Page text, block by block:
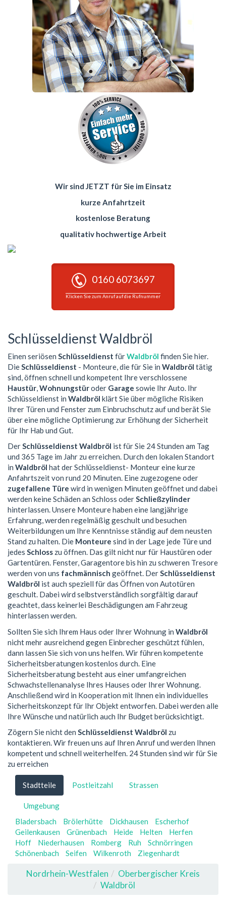
Wir sind JETZT für Sie im Einsatz
kurze Anfahrtzeit
kostenlose Beratung
qualitativ hochwertige Arbeit
0160 6073697
Klicken Sie zum Anruf auf die Rufnummer
Schlüsseldienst Waldbröl
Einen seriösen Schlüsseldienst fürWaldbröl finden Sie hier.
DieSchlüsseldienst - Monteure, die für Sie in Waldbröl tätig
sind, öffnen schnell und kompetent Ihre verschlossene
Haustür,Wohnungstüroder Garage sowie Ihr Auto. Ihr
Schlüsseldienst in Waldbröl klärt Sie über mögliche Risiken
Ihrer Türen und Fenster zum Einbruchschutz auf und berät Sie
über eine mögliche Optimierung zur Erhöhung der Sicherheit
für Ihr Hab und Gut.
DerSchlüsseldienst Waldbröl ist für Sie 24 Stunden am Tag
und 365 Tage im Jahr zu erreichen. Durch den lokalen Standort
in Waldbröl hat der Schlüsseldienst- Monteur eine kurze
Anfahrtszeit von rund 20 Minuten. Eine zugezogene oder
zugefallene Türe wird in wenigen Minuten geöffnet und dabei
werden keine Schäden an Schloss oderSchließzylinder
hinterlassen. Unsere Monteure haben eine langjährige
Erfahrung, werden regelmäßig geschult und besuchen
Weiterbildungen um Ihre Kenntnisse ständig auf dem neusten
Stand zu halten. Die Monteure sind in der Lage jede Türe und
jedes Schloss zu öffnen. Das gilt nicht nur für Haustüren oder
Gartentüren. Fenster, Garagentore bis hin zu schweren Tresore
werden von uns fachmännisch geöffnet. DerSchlüsseldienst
Waldbröl ist auch speziell für das Öffnen von Autotüren
geschult. Dabei wird selbstverständlich sorgfältig darauf
geachtet, dass keinerlei Beschädigungen am Fahrzeug
hinterlassen werden.
Sollten Sie sich Ihrem Haus oder Ihrer Wohnung in Waldbröl
nicht mehr ausreichend gegen Einbrecher geschützt fühlen,
dann lassen Sie sich von uns helfen. Wir führen kompetente
Sicherheitsberatungen kostenlos durch. Eine
Sicherheitsberatung besteht aus einer umfangreichen
Schwachstellenanalyse Ihres Hauses oder Ihrer Wohnung.
Anschließend wird in Kooperation mit Ihnen ein individuelles
Sicherheitskonzept für Ihr Objekt entworfen. Dabei werden alle
Ihre Wünsche und natürlich auch Ihr Budget berücksichtigt.
Zögern Sie nicht den Schlüsseldienst Waldbröl zu
kontaktieren. Wir freuen uns auf Ihren Anruf und werden Ihnen
kompetent und schnell weiterhelfen. 24 Stunden sind wir für Sie
zu erreichen
Stadtteile Postleitzahl Strassen
Umgebung
Bladersbach
Brölerhütte Dickhausen
Escherhof
Geilenkausen
Grünenbach Heide Helten
Herfen
Hoff
Niederhausen Romberg Ruh
Schnörringen
Schönenbach
Seifen Wilkenroth Ziegenhardt
Nordrhein-Westfalen
Oberbergischer Kreis
Waldbröl